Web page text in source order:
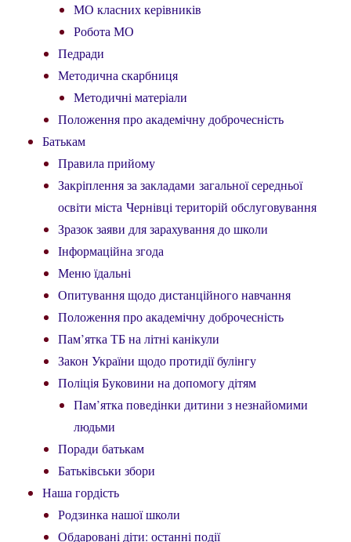
МО класних керівників
Робота МО
Педради
Методична скарбниця
Методичні матеріали
Положення про академічну доброчесність
Батькам
Правила прийому
Закріплення за закладами загальної середньої
освіти міста Чернівці територій обслуговування
Зразок заяви для зарахування до школи
Інформаційна згода
Меню їдальні
Опитування щодо дистанційного навчання
Положення про академічну доброчесність
Пам’ятка ТБ на літні канікули
Закон України щодо протидії булінгу
Поліція Буковини на допомогу дітям
Пам’ятка поведінки дитини з незнайомими
людьми
Поради батькам
Батьківськи збори
Наша гордість
Родзинка нашої школи
Обдаровані діти: останні події